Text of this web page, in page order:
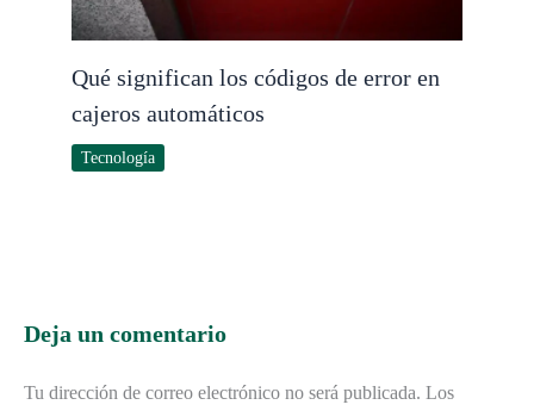
Qué significan los códigos de error en
cajeros automáticos
Tecnología
Deja un comentario
Tu dirección de correo electrónico no será publicada. Los